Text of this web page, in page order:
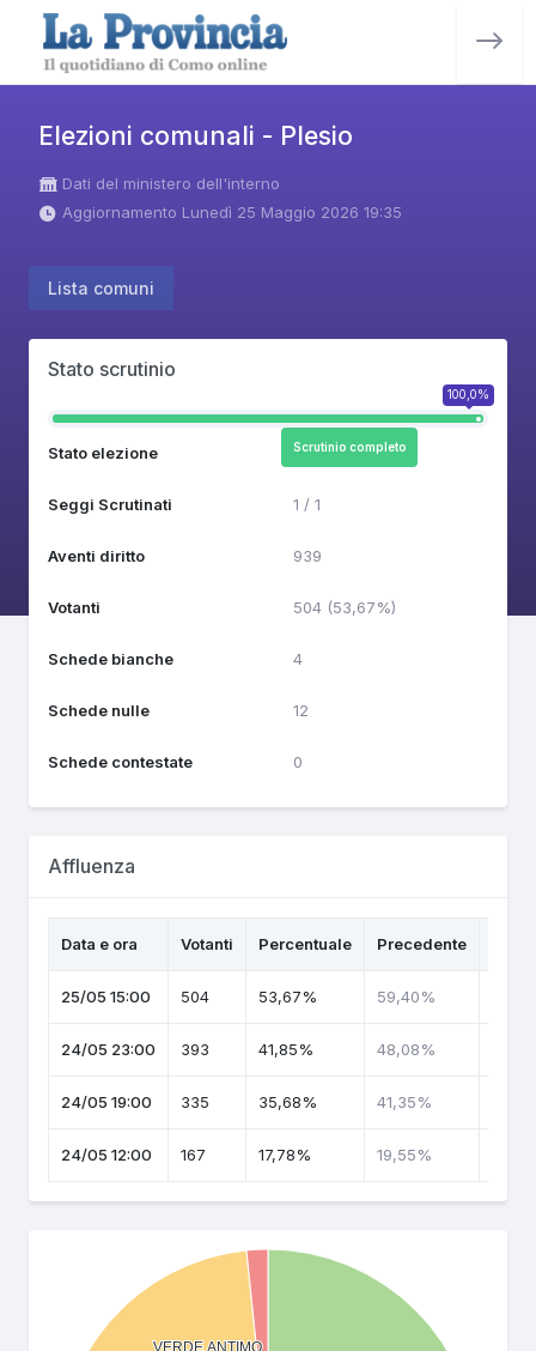
Elezioni comunali - Plesio
Dati del ministero dell'interno
Aggiornamento Lunedì 25 Maggio 2026 19:35
Lista comuni
Stato scrutinio
100,0%
Stato elezione Scrutinio completo
Seggi Scrutinati 1 / 1
Aventi diritto 939
Votanti 504 (53,67%)
Schede bianche 4
Schede nulle 12
Schede contestate 0
Affluenza
Data e ora Votanti Percentuale Precedente
25/05 15:00 504 53,67% 59,40%
24/05 23:00 393 41,85% 48,08%
24/05 19:00 335 35,68% 41,35%
24/05 12:00 167 17,78% 19,55%